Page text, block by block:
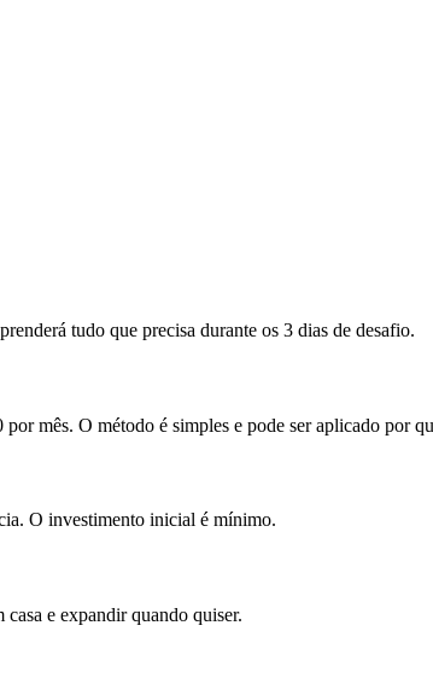
tudo que precisa durante os 3 dias de desafio.
mês. O método é simples e pode ser aplicado por
O investimento inicial é mínimo.
e expandir quando quiser.